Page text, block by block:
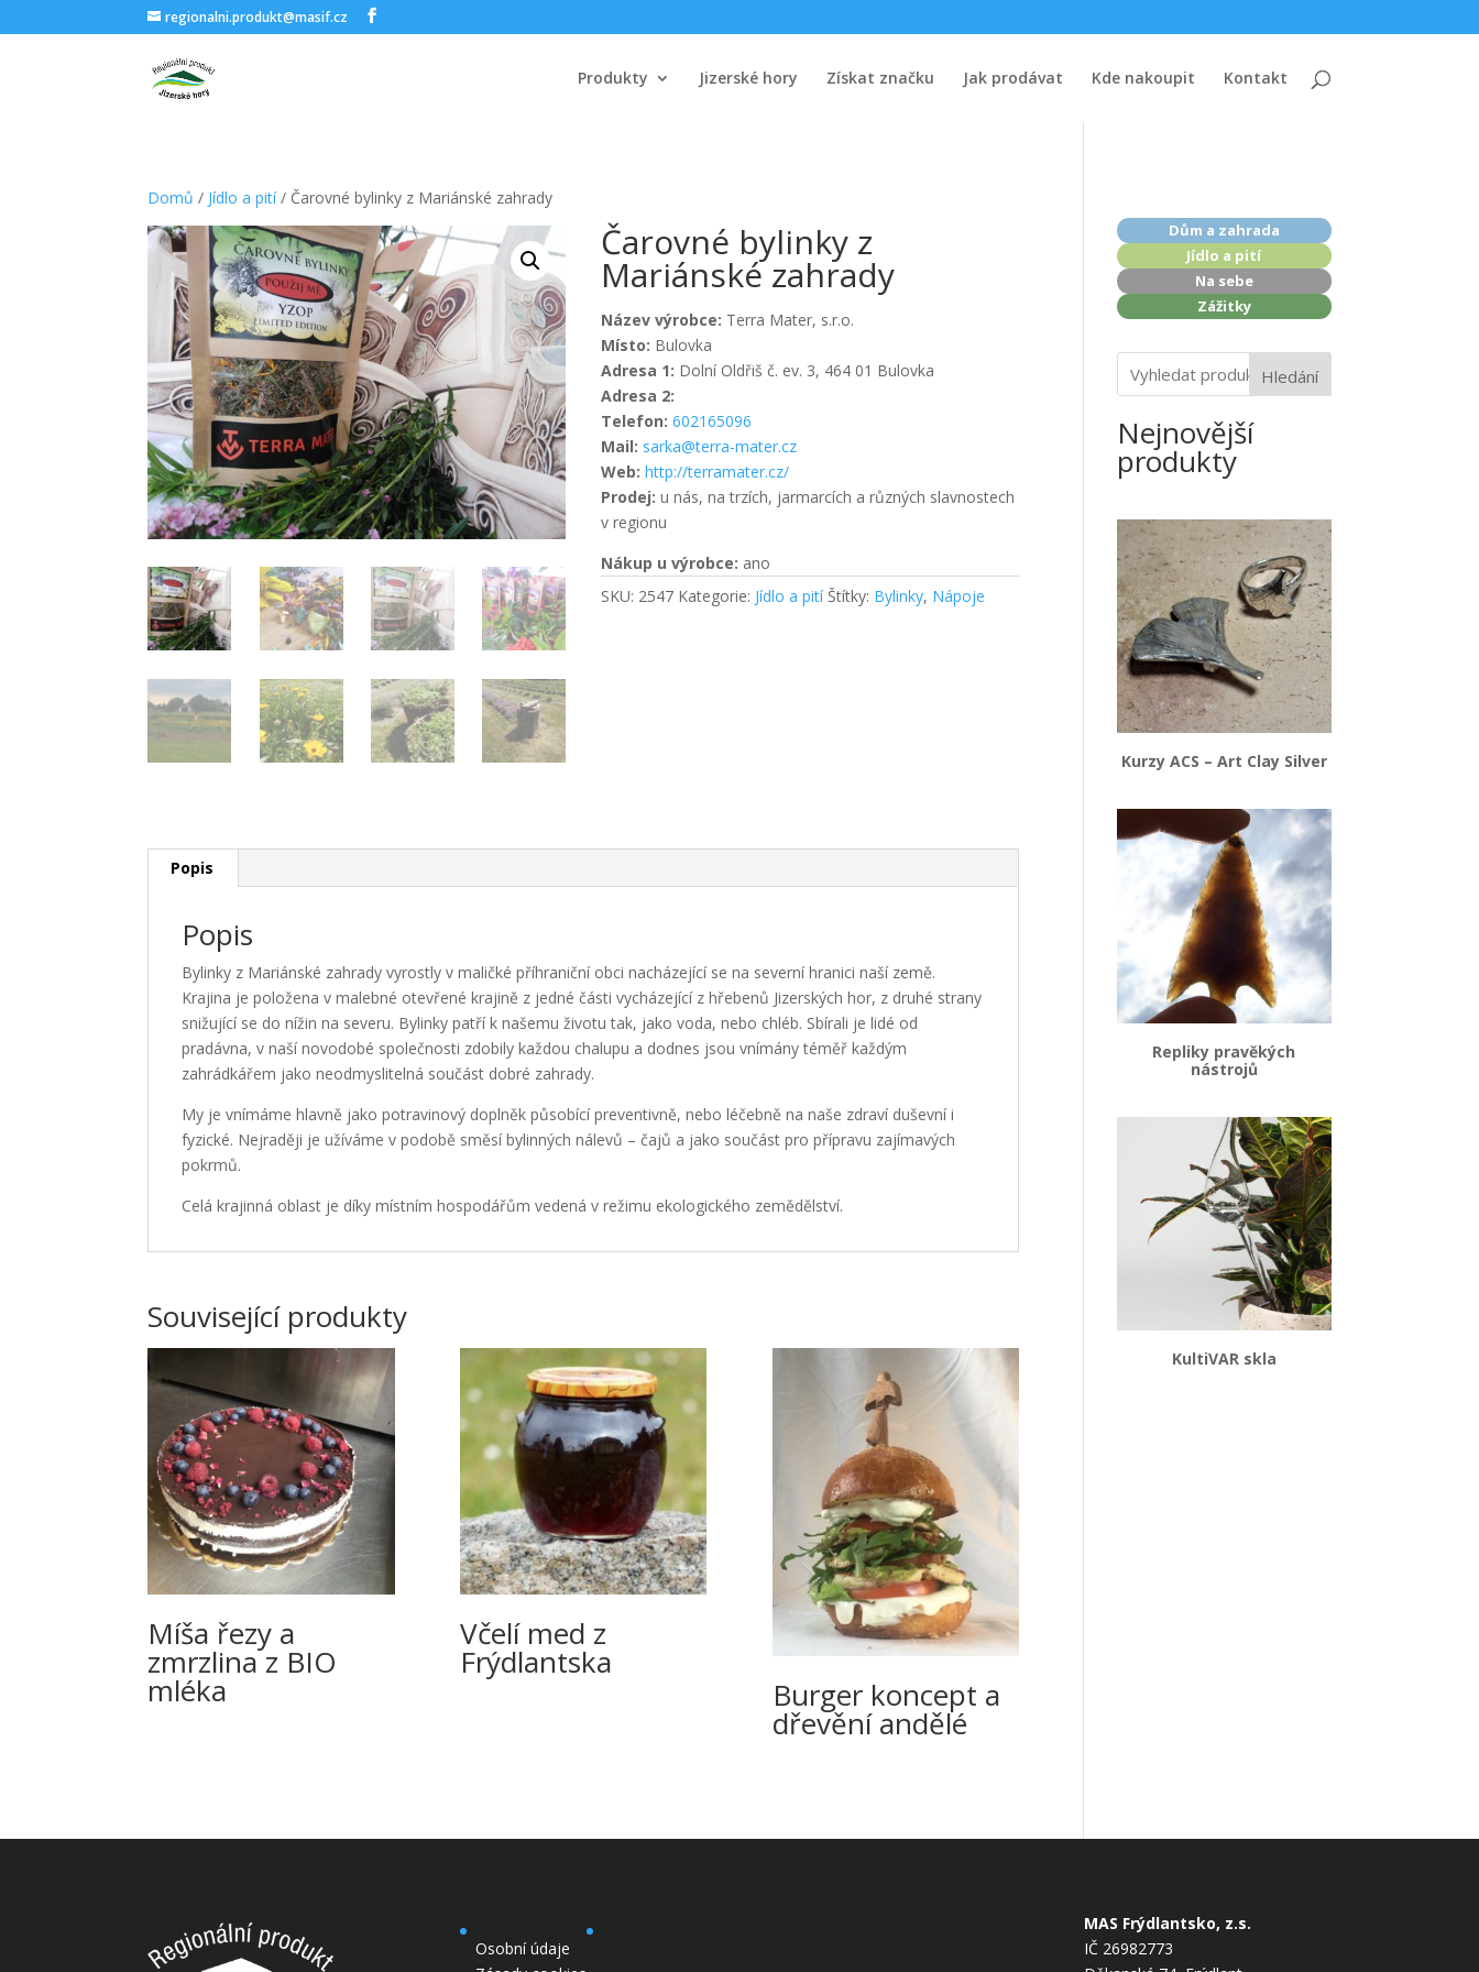
regionalni.produkt@masif.cz
Produkty Jizerské hory Získat značku Jak prodávat Kde nakoupit Kontakt
Domů / Jídlo a pití/ Čarovné bylinky z Mariánské zahrady
Čarovné bylinky z
Mariánské zahrady
Název výrobce: Terra Mater, s.r.o.
Místo: Bulovka
Adresa 1: Dolní Oldřiš č. ev. 3, 464 01 Bulovka
Adresa 2:
Telefon: 602165096
Mail: sarka@terra-mater.cz
Web: http://terramater.cz/
Prodej: u nás, na trzích, jarmarcích a různých slavnostech
v regionu
Nákup u výrobce: ano
SKU: 2547 Kategorie: Jídlo a pití Štítky: Bylinky, Nápoje
Popis
Popis
Bylinky z Mariánské zahrady vyrostly v maličké příhraniční obci nacházející se na severní hranici naší země.
Krajina je položena v malebné otevřené krajině z jedné části vycházející z hřebenů Jizerských hor, z druhé strany
snižující se do nížin na severu. Bylinky patří k našemu životu tak, jako voda, nebo chléb. Sbírali je lidé od
pradávna, v naší novodobé společnosti zdobily každou chalupu a dodnes jsou vnímány téměř každým
zahrádkářem jako neodmyslitelná součást dobré zahrady.
My je vnímáme hlavně jako potravinový doplněk působící preventivně, nebo léčebně na naše zdraví duševní i
fyzické. Nejraději je užíváme v podobě směsí bylinných nálevů – čajů a jako součást pro přípravu zajímavých
pokrmů.
Celá krajinná oblast je díky místním hospodářům vedená v režimu ekologického zemědělství.
Související produkty
Míša řezy a
zmrzlina z BIO
mléka
Včelí med z
Frýdlantska
Burger koncept a
dřevění andělé
Dům a zahrada
Jídlo a pití
Na sebe
Zážitky
Hledání
Nejnovější
produkty
Kurzy ACS – Art Clay Silver
Repliky pravěkých
nástrojů
KultiVAR skla
Osobní údaje
MAS Frýdlantsko, z.s.
IČ 26982773